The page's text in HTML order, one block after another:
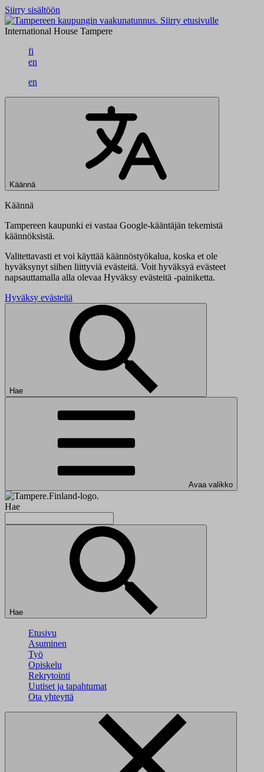
Siirry sisältöön
Siirry etusivulle
International House Tampere
fi
en
en
Käännä
Käännä
Tampereen kaupunki ei vastaa Google-kääntäjän tekemistä
käännöksistä.
Valitettavasti et voi käyttää käännöstyökalua, koska et ole
hyväksynyt siihen liittyviä evästeitä. Voit hyväksyä evästeet
napsauttamalla alla olevaa Hyväksy evästeitä -painiketta.
Hyväksy evästeitä
Hae
Avaa valikko
Hae
Hae
Etusivu
Asuminen
Työ
Opiskelu
Rekrytointi
Uutiset ja tapahtumat
Ota yhteyttä